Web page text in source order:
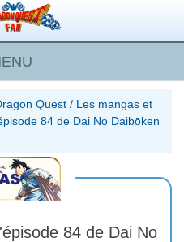
Quest / Les mangas et
84 de Dai No Daibōken
84 de Dai No